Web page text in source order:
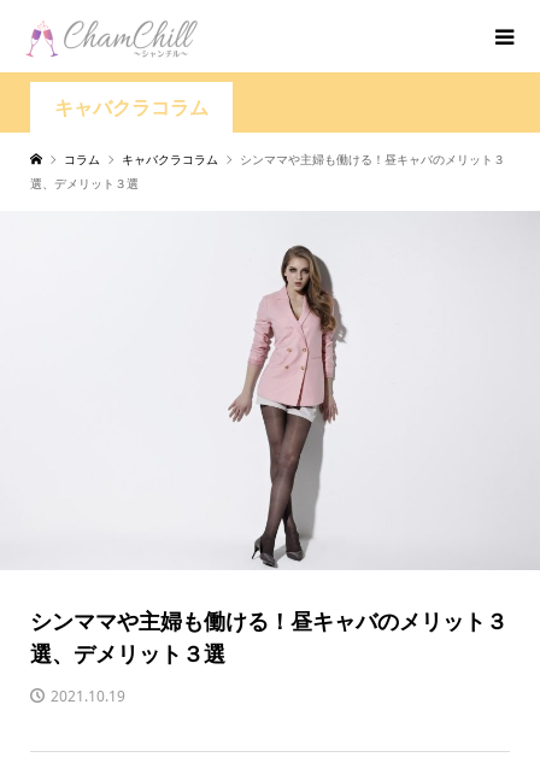
キャバクラコラム
コラム キャバクラコラム
シンママや主婦も働ける！昼キャバのメリット３
選、デメリット３選
シンママや主婦も働ける！昼キャバのメリット３
選、デメリット３選
2021.10.19